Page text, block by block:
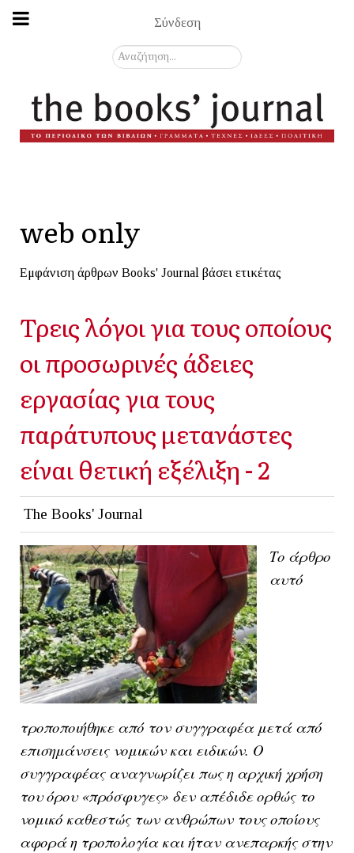
Σύνδεση
Αναζήτηση...
web only
Εμφάνιση άρθρων Books' Journal βάσει ετικέτας
Τρεις λόγοι για τους οποίους
οι προσωρινές άδειες
εργασίας για τους
παράτυπους μετανάστες
είναι θετική εξέλιξη - 2
The Books' Journal
Το άρθρο
αυτό
τροποποιήθηκε από τον συγγραφέα μετά από
επισημάνσεις νομικών και ειδικών. O
συγγραφέας αναγνωρίζει πως η αρχική χρήση
του όρου «πρόσφυγες» δεν απέδιδε ορθώς το
νομικό καθεστώς των ανθρώπων τους οποίους
αφορά η τροπολογία και ήταν ανεπαρκής στην